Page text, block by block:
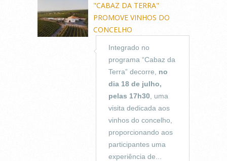
"CABAZ DA TERRA"
PROMOVE VINHOS DO
CONCELHO
Integrado no
programa “Cabaz da
Terra” decorre, no
dia 18 de julho,
pelas 17h30 , uma
visita dedicada aos
vinhos do concelho,
proporcionando aos
participantes uma
experiência de...